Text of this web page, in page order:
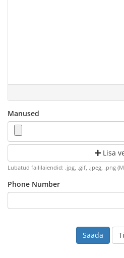
Manused
Lisa
Lubatud faililaiendid: .jpg, .gif, .jpeg, .png
Phone Number